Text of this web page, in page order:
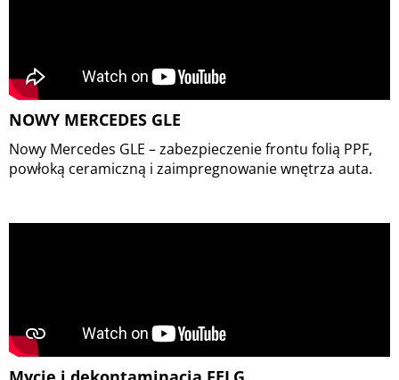
NOWY MERCEDES GLE
Nowy Mercedes GLE – zabezpieczenie frontu folią PPF,
powłoką ceramiczną i zaimpregnowanie wnętrza auta.